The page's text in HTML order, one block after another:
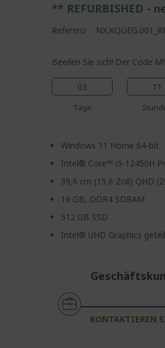
** REFURBISHED -
Referenz
Beeilen Sie sich! Der Code
03
Tage
11
Windows 11 Home 64-bit
Intel® Core™ i5-12450H
39,6 cm (15,6 Zoll) QHD
16 GB, DDR4 SDRAM
512 GB SSD
Intel® UHD Graphics
KONTAKTIEREN